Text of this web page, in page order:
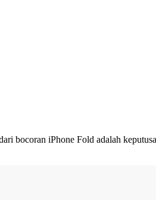
bocoran iPhone Fold adalah